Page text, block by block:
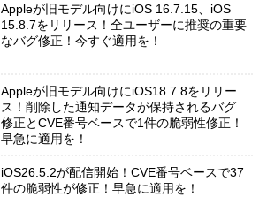
Appleが旧モデル向けにiOS 16.7.15、iOS
15.8.7をリリース！全ユーザーに推奨の重要
なバグ修正！今すぐ適用を！
Appleが旧モデル向けにiOS18.7.8をリリー
ス！削除した通知データが保持されるバグ
修正とCVE番号ベースで1件の脆弱性修正！
早急に適用を！
iOS26.5.2が配信開始！CVE番号ベースで37
件の脆弱性が修正！早急に適用を！